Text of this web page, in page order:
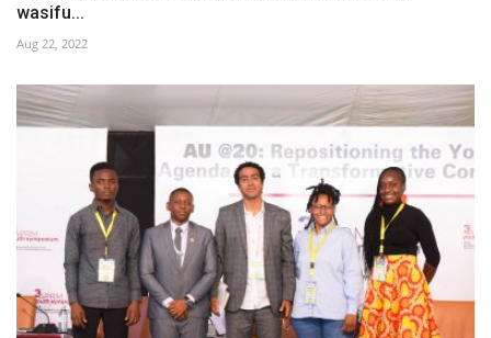
wasifu...
Aug 22, 2022